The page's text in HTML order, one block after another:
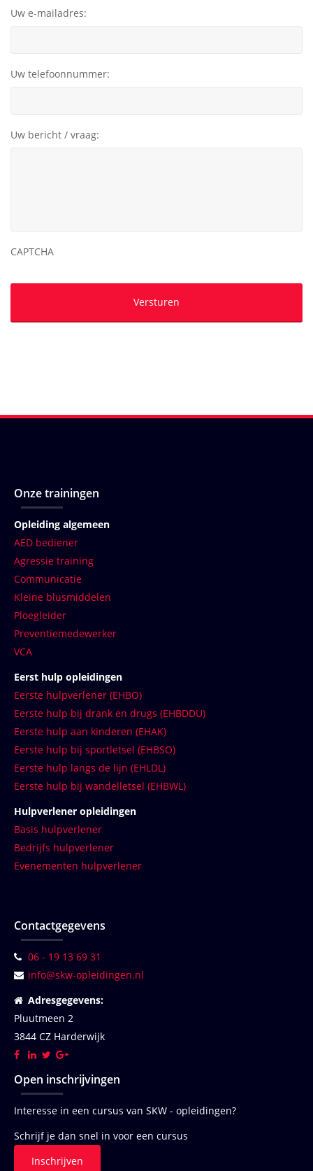
Uw e-mailadres:
Uw telefoonnummer:
Uw bericht / vraag:
CAPTCHA
Onze trainingen
Opleiding algemeen
AED bediener
Agressie training
Communicatie
Kleine blusmiddelen
Ploegleider
Preventiemedewerker
VCA
Eerst hulp opleidingen
Eerste hulpverlener (EHBO)
Eerste hulp bij drank en drugs (EHBDDU)
Eerste hulp aan kinderen (EHAK)
Eerste hulp bij sportletsel (EHBSO)
Eerste hulp langs de lijn (EHLDL)
Eerste hulp bij wandelletsel (EHBWL)
Hulpverlener opleidingen
Basis hulpverlener
Bedrijfs hulpverlener
Evenementen hulpverlener
Contactgegevens
06 - 19 13 69 31
info@skw-opleidingen.nl
Adresgegevens:
Pluutmeen 2
3844 CZ Harderwijk
Open inschrijvingen
Interesse in een cursus van SKW - opleidingen?
Schrijf je dan snel in voor een cursus
Inschrijven